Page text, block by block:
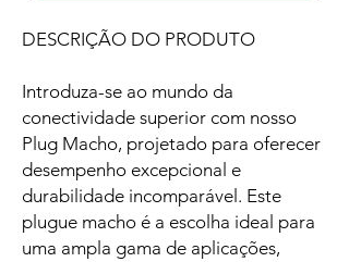
DESCRIÇÃO DO PRODUTO
Introduza-se ao mundo da
conectividade superior com nosso
Plug Macho, projetado para oferecer
desempenho excepcional e
durabilidade incomparável. Este
plugue macho é a escolha ideal para
uma ampla gama de aplicações,